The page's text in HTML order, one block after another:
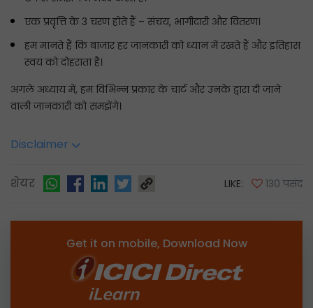
एक प्रवृत्ति के 3 चरण होते हैं – संचय, भागीदारी और वितरण।
हम मानते हैं कि बाजार हर जानकारी को ध्यान में रखते हैं और इतिहास
स्वयं को दोहराता है।
अगले अध्याय में, हम विभिन्न प्रकार के चार्ट और उनके द्वारा दी जाने
वाली जानकारी को समझेंगे।
Disclaimer
शेयर LIKE: 130 पसंद
Get it on mobile, Download Now